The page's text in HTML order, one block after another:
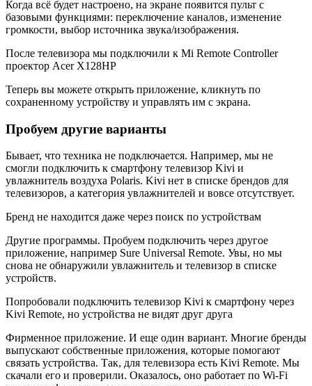
Когда всё будет настроено, на экране появится пульт с
базовыми функциями: переключение каналов, изменение
громкости, выбор источника звука/изображения.
После телевизора мы подключили к Mi Remote Controller
проектор Acer X128HP
Теперь вы можете открыть приложение, кликнуть по
сохраненному устройству и управлять им с экрана.
Пробуем другие варианты
Бывает, что техника не подключается. Например, мы не
смогли подключить к смартфону телевизор Kivi и
увлажнитель воздуха Polaris. Kivi нет в списке брендов для
телевизоров, а категория увлажнителей и вовсе отсутствует.
Бренд не находится даже через поиск по устройствам
Другие программы. Пробуем подключить через другое
приложение, например Sure Universal Remote. Увы, но мы
снова не обнаружили увлажнитель и телевизор в списке
устройств.
Попробовали подключить телевизор Kivi к смартфону через
Kivi Remote, но устройства не видят друг друга
Фирменное приложение. И еще один вариант. Многие бренды
выпускают собственные приложения, которые помогают
связать устройства. Так, для телевизора есть Kivi Remote. Мы
скачали его и проверили. Оказалось, оно работает по Wi-Fi